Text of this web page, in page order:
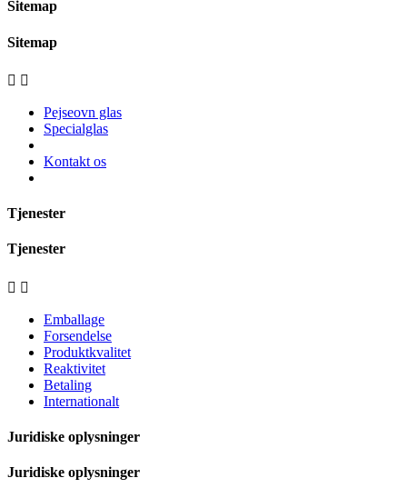
Sitemap
Sitemap
 
Pejseovn glas
Specialglas
Kontakt os
Tjenester
Tjenester
 
Emballage
Forsendelse
Produktkvalitet
Reaktivitet
Betaling
Internationalt
Juridiske oplysninger
Juridiske oplysninger